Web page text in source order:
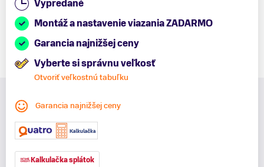
Vypredané
Montáž a nastavenie viazania ZADARMO
Garancia najnižšej ceny
Vyberte si správnu veľkosť
Otvoriť veľkostnú tabuľku
Garancia najnižšej ceny
Kalkulačka splátok